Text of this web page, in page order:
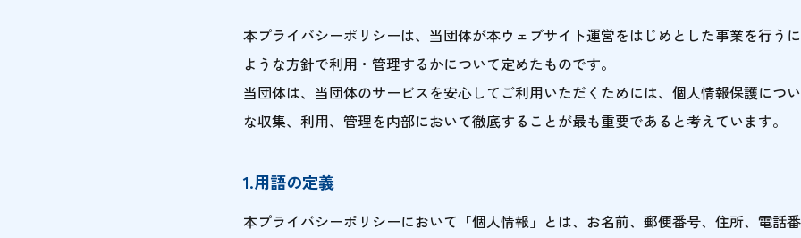
本プライバシーポリシーは、当団体が本ウェブサイト運営をはじめとした事業を行う
ような方針で利用・管理するかについて定めたものです。
当団体は、当団体のサービスを安心してご利用いただくためには、個人情報保護につ
な収集、利用、管理を内部において徹底することが最も重要であると考えています。
1.用語の定義
本プライバシーポリシーにおいて「個人情報」とは、お名前、郵便番号、住所、電話